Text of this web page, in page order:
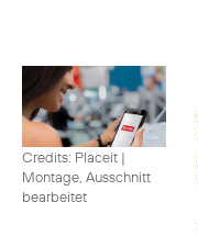
Credits: Placeit |
Montage, Ausschnitt
bearbeitet